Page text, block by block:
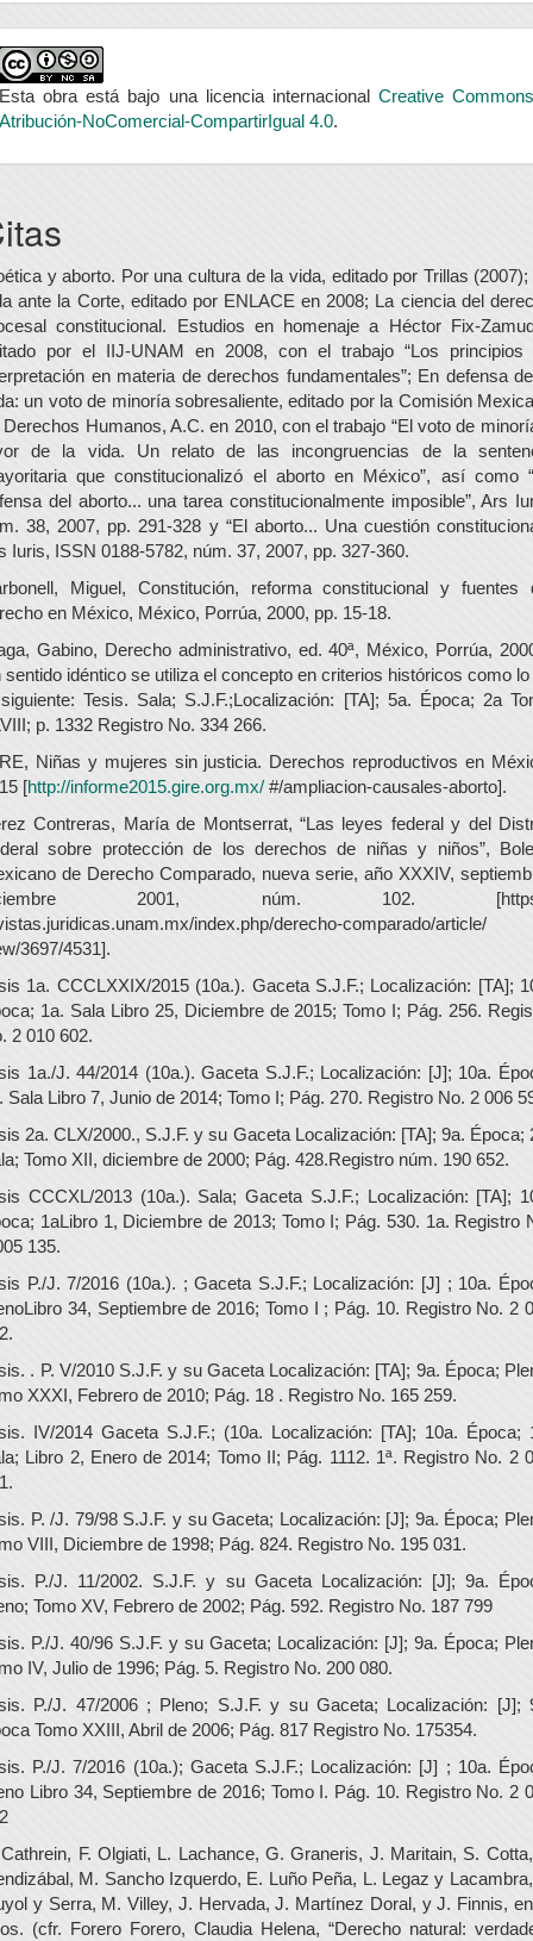
Esta obra está bajo una licencia internacional Creative Commons
Atribución-NoComercial-CompartirIgual 4.0.
y aborto. Por una cultura de la vida, editado por Trillas (2007);
ante la Corte, editado por ENLACE en 2008; La ciencia del
constitucional. Estudios en homenaje a Héctor Fix-
por el IIJ-UNAM en 2008, con el trabajo “Los principios
en materia de derechos fundamentales”; En defensa
un voto de minoría sobresaliente, editado por la Comisión
Derechos Humanos, A.C. en 2010, con el trabajo “El voto de
de la vida. Un relato de las incongruencias de la
que constitucionalizó el aborto en México”, así como
del aborto... una tarea constitucionalmente imposible”, Ars
38, 2007, pp. 291-328 y “El aborto... Una cuestión
Iuris, ISSN 0188-5782, núm. 37, 2007, pp. 327-360.
Miguel, Constitución, reforma constitucional y fuentes
en México, México, Porrúa, 2000, pp. 15-18.
Gabino, Derecho administrativo, ed. 40ª, México, Porrúa,
sentido idéntico se utiliza el concepto en criterios históricos como
Tesis. Sala; S.J.F.;Localización: [TA]; 5a. Época; 2a
p. 1332 Registro No. 334 266.
Niñas y mujeres sin justicia. Derechos reproductivos en
[http://informe2015.gire.org.mx/ #/ampliacion-causales-aborto].
Contreras, María de Montserrat, “Las leyes federal y del
sobre protección de los derechos de niñas y niños”,
de Derecho Comparado, nueva serie, año XXXIV,
2001, núm. 102.
index.php/derecho-comparado/article/
3697/4531].
1a. CCCLXXIX/2015 (10a.). Gaceta S.J.F.; Localización: [TA];
1a. Sala Libro 25, Diciembre de 2015; Tomo I; Pág. 256.
2 010 602.
1a./J. 44/2014 (10a.). Gaceta S.J.F.; Localización: [J]; 10a.
Sala Libro 7, Junio de 2014; Tomo I; Pág. 270. Registro No. 2 006
2a. CLX/2000., S.J.F. y su Gaceta Localización: [TA]; 9a. Época;
Tomo XII, diciembre de 2000; Pág. 428.Registro núm. 190 652.
CCCXL/2013 (10a.). Sala; Gaceta S.J.F.; Localización: [TA];
1aLibro 1, Diciembre de 2013; Tomo I; Pág. 530. 1a. Registro
135.
P./J. 7/2016 (10a.). ; Gaceta S.J.F.; Localización: [J] ; 10a.
34, Septiembre de 2016; Tomo I ; Pág. 10. Registro No. 2
. P. V/2010 S.J.F. y su Gaceta Localización: [TA]; 9a. Época;
XXXI, Febrero de 2010; Pág. 18 . Registro No. 165 259.
IV/2014 Gaceta S.J.F.; (10a. Localización: [TA]; 10a. Época;
Libro 2, Enero de 2014; Tomo II; Pág. 1112. 1ª. Registro No. 2
P. /J. 79/98 S.J.F. y su Gaceta; Localización: [J]; 9a. Época;
VIII, Diciembre de 1998; Pág. 824. Registro No. 195 031.
P./J. 11/2002. S.J.F. y su Gaceta Localización: [J]; 9a.
Tomo XV, Febrero de 2002; Pág. 592. Registro No. 187 799
P./J. 40/96 S.J.F. y su Gaceta; Localización: [J]; 9a. Época;
IV, Julio de 1996; Pág. 5. Registro No. 200 080.
P./J. 47/2006 ; Pleno; S.J.F. y su Gaceta; Localización: [J];
Tomo XXIII, Abril de 2006; Pág. 817 Registro No. 175354.
P./J. 7/2016 (10a.); Gaceta S.J.F.; Localización: [J] ; 10a.
Libro 34, Septiembre de 2016; Tomo I. Pág. 10. Registro No. 2
F. Olgiati, L. Lachance, G. Graneris, J. Maritain, S.
M. Sancho Izquerdo, E. Luño Peña, L. Legaz y
y Serra, M. Villey, J. Hervada, J. Martínez Doral, y J. Finnis,
(cfr. Forero Forero, Claudia Helena, “Derecho natural: